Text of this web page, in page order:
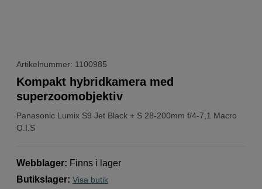
Artikelnummer: 1100985
Panasonic Lumix S9 Jet Black + S 28-200mm f/4-7,1 Macro
O.I.S
Kompakt hybridkamera med
superzoomobjektiv
Webblager: Finns i lager
Butikslager: Visa butik